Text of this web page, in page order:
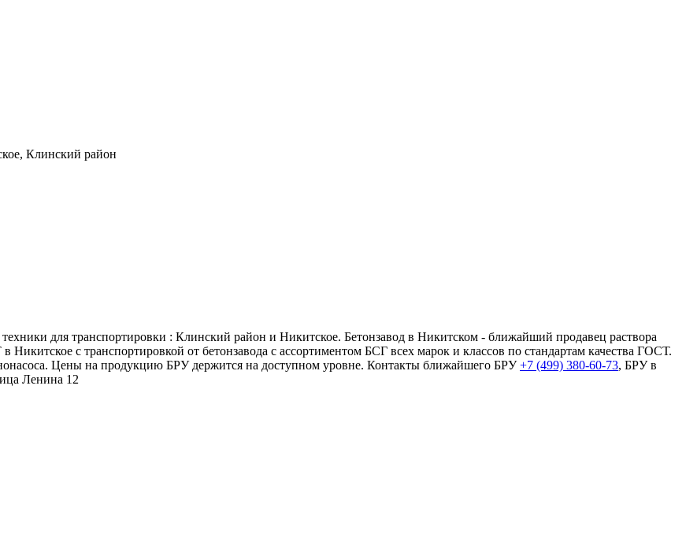
Клинский район
для транспортировки : Клинский район и Никитское. Бетонзавод в Никитском - ближайший продавец раствора
с транспортировкой от бетонзавода с ассортиментом БСГ всех марок и классов по стандартам качества ГОСТ.
Цены на продукцию БРУ держится на доступном уровне. Контакты ближайшего БРУ+7 (499) 380-60-73, БРУ в
Ленина 12